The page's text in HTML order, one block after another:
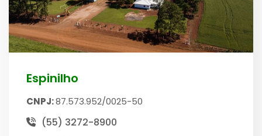
Espinilho
CNPJ:87.573.952/0025-50
(55) 3272-8900